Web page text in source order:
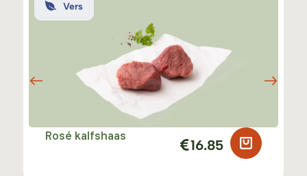
Vers
Rosé kalfshaas
16.85